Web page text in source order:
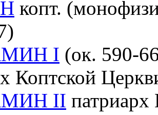
копт.
I (ок. 590-
Коптской
II